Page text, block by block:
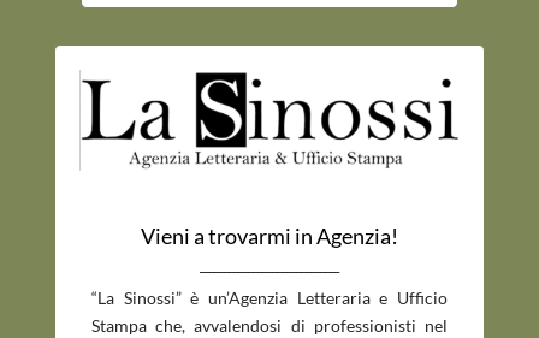
Vieni a trovarmi in Agenzia!
“La Sinossi” è un’Agenzia Letteraria e Ufficio
Stampa che, avvalendosi di professionisti nel